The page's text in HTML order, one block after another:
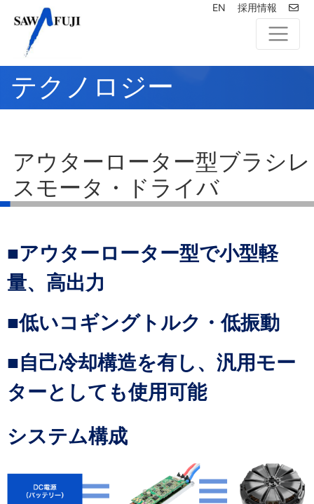
EN 採用情報
テクノロジー
アウターローター型ブラシレ
スモータ・ドライバ
■アウターローター型で小型軽
量、高出力
■低いコギングトルク・低振動
■自己冷却構造を有し、汎用モー
ターとしても使用可能
システム構成